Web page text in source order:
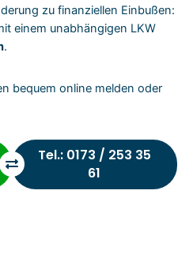
zu finanziellen Einbußen:
einem unabhängigen LKW
.
bequem online melden oder
Tel.: 0173 / 253 35
61